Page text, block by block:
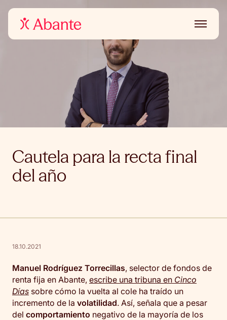
Cautela para la recta final
del año
18.10.2021
Manuel Rodríguez Torrecillas, selector de fondos de
renta fija en Abante, escribe una tribuna en Cinco
Días sobre cómo la vuelta al cole ha traído un
incremento de la volatilidad. Así, señala que a pesar
del comportamiento negativo de la mayoría de los